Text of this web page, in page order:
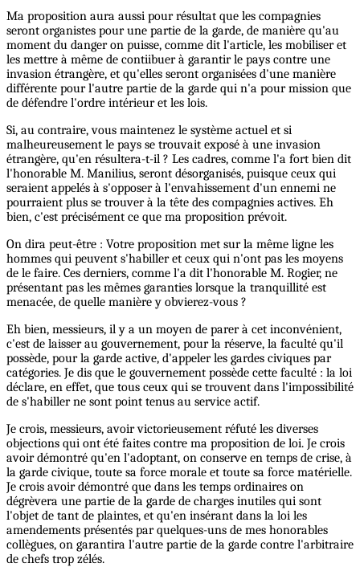
Ma proposition aura aussi pour résultat que les compagnies
seront organistes pour une partie de la garde, de manière qu'au
moment du danger on puisse, comme dit l'article, les mobiliser et
les mettre à même de contiibuer à garantir le pays contre une
invasion étrangère, et qu'elles seront organisées d'une manière
différente pour l'autre partie de la garde qui n'a pour mission que
de défendre l'ordre intérieur et les lois.
Si, au contraire, vous maintenez le système actuel et si
malheureusement le pays se trouvait exposé à une invasion
étrangère, qu'en résultera-t-il ? Les cadres, comme l'a fort bien dit
l'honorable M. Manilius, seront désorganisés, puisque ceux qui
seraient appelés à s'opposer à l'envahissement d'un ennemi ne
pourraient plus se trouver à la tête des compagnies actives. Eh
bien, c'est précisément ce que ma proposition prévoit.
On dira peut-être : Votre proposition met sur la même ligne les
hommes qui peuvent s'habiller et ceux qui n'ont pas les moyens
de le faire. Ces derniers, comme l'a dit l'honorable M. Rogier, ne
présentant pas les mêmes garanties lorsque la tranquillité est
menacée, de quelle manière y obvierez-vous ?
Eh bien, messieurs, il y a un moyen de parer à cet inconvénient,
c'est de laisser au gouvernement, pour la réserve, la faculté qu'il
possède, pour la garde active, d'appeler les gardes civiques par
catégories. Je dis que le gouvernement possède cette faculté : la loi
déclare, en effet, que tous ceux qui se trouvent dans l'impossibilité
de s'habiller ne sont point tenus au service actif.
Je crois, messieurs, avoir victorieusement réfuté les diverses
objections qui ont été faites contre ma proposition de loi. Je crois
avoir démontré qu'en l'adoptant, on conserve en temps de crise, à
la garde civique, toute sa force morale et toute sa force matérielle.
Je crois avoir démontré que dans les temps ordinaires on
dégrèvera une partie de la garde de charges inutiles qui sont
l'objet de tant de plaintes, et qu'en insérant dans la loi les
amendements présentés par quelques-uns de mes honorables
collègues, on garantira l'autre partie de la garde contre l'arbitraire
de chefs trop zélés.